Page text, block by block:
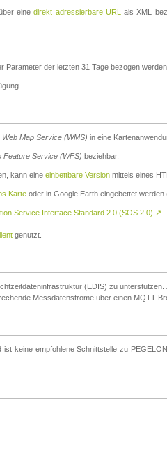
einedirekt adressierbare URL
als XML
der letzten 31 Tage bezogen werden.
Map Service (WMS) in eine
Feature Service (WFS) beziehbar.
kann eine einbettbare Version mittels eines
Karte oder in Google Earth eingebettet werden
Service Interface Standard 2.0 (SOS 2.0) ↗
genutzt.
(EDIS) zu
Messdatenströme über einen MQTT-
keine empfohlene Schnittstelle zu